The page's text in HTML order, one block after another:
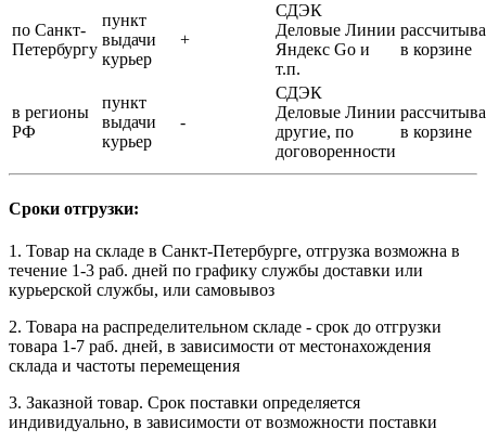
по Санкт-
Петербургу
пункт
выдачи
курьер
+
СДЭК
Деловые Линии
Яндекс Go и
т.п.
в корзине
в регионы
РФ
пункт
выдачи
курьер
-
СДЭК
Деловые Линии
другие, по
договоренности
в корзине
Сроки отгрузки:
1. Товар на складе в Санкт-Петербурге, отгрузка возможна в
течение 1-3 раб. дней по графику службы доставки или
курьерской службы, или самовывоз
2. Товара на распределительном складе - срок до отгрузки
товара 1-7 раб. дней, в зависимости от местонахождения
склада и частоты перемещения
3. Заказной товар. Срок поставки определяется
индивидуально, в зависимости от возможности поставки